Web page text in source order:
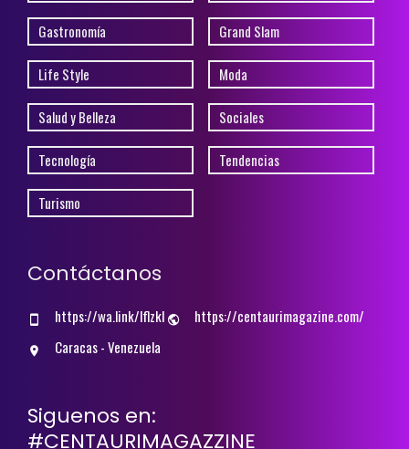
Gastronomía Grand Slam
Life Style Moda
Salud y Belleza Sociales
Tecnología Tendencias
Turismo
Contáctanos
https://wa.link/lflzkl
https://centaurimagazine.com/
Caracas - Venezuela
Siguenos en:
#CENTAURIMAGAZZINE